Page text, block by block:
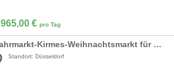
965,00 € pro Tag
Jahrmarkt-Kirmes-Weihnachtsmarkt für Betriebsfest/Show/Messe
Standort: Düsseldorf